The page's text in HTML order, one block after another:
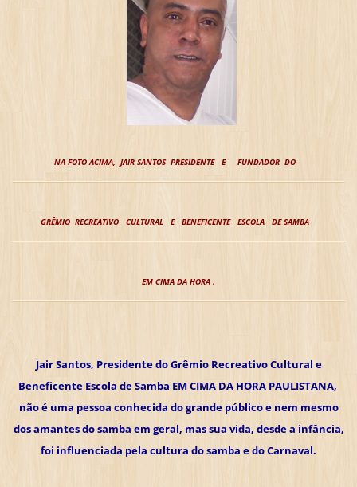
NA FOTO ACIMA, JAIR SANTOS PRESIDENTE E FUNDADOR DO
GRÊMIO RECREATIVO CULTURAL E BENEFICENTE ESCOLA DE SAMBA
EM CIMA DA HORA .
Jair Santos, Presidente do Grêmio Recreativo Cultural e
Beneficente Escola de Samba EM CIMA DA HORA PAULISTANA,
não é uma pessoa conhecida do grande público e nem mesmo
dos amantes do samba em geral, mas sua vida, desde a infância,
foi influenciada pela cultura do samba e do Carnaval.